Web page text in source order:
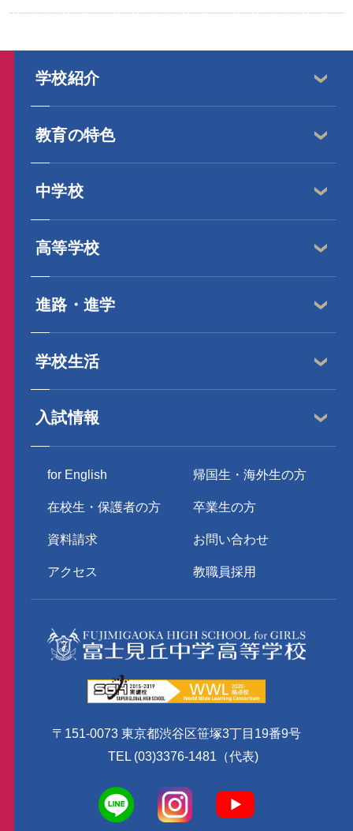
学校紹介
教育の特色
中学校
高等学校
進路・進学
学校生活
入試情報
for English 帰国生・海外生の方
在校生・保護者の方 卒業生の方
資料請求 お問い合わせ
アクセス 教職員採用
〒151-0073 東京都渋谷区笹塚3丁目19番9号
TEL (03)3376-1481（代表)